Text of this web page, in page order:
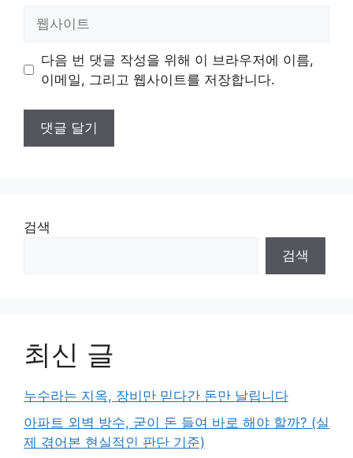
트
다음 번 댓글 작성을 위해 이 브라우저에 이름,
이메일, 그리고 웹사이트를 저장합니다.
검색
검색
최신 글
누수라는 지옥, 장비만 믿다간 돈만 날립니다
아파트 외벽 방수, 굳이 돈 들여 바로 해야 할까? (실
제 겪어본 현실적인 판단 기준)